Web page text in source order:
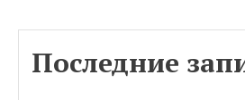
Последние